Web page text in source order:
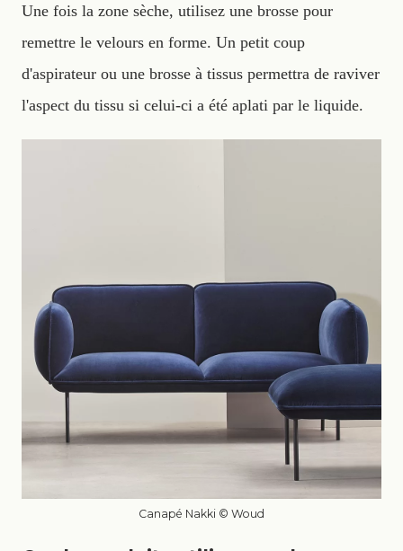
Une fois la zone sèche, utilisez une brosse pour
remettre le velours en forme. Un petit coup
d'aspirateur ou une brosse à tissus permettra de raviver
l'aspect du tissu si celui-ci a été aplati par le liquide.
Canapé Nakki © Woud